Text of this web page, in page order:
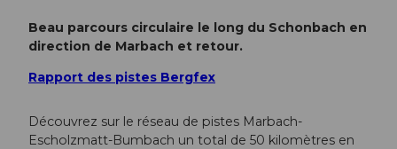
Beau parcours circulaire le long du Schonbach en
direction de Marbach et retour.
Rapport des pistes Bergfex
Découvrez sur le réseau de pistes Marbach-
Escholzmatt-Bumbach un total de 50 kilomètres en